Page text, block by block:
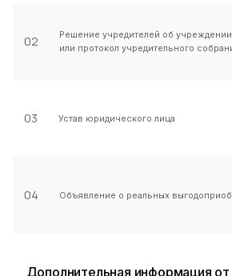
02
Решение учредителей об
или протокол учредительного
03 Устав юридического лица
04 Объявление о реальных
Дополнительная информация